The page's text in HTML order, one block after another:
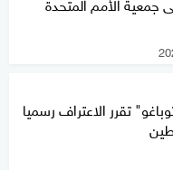
تقرر الاعتراف رسميا